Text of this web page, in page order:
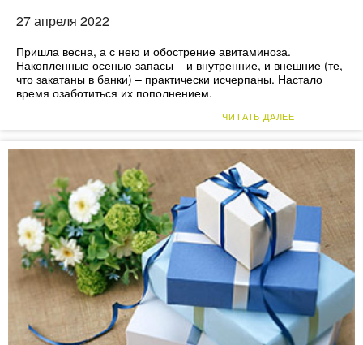
27 апреля 2022
Пришла весна, а с нею и обострение авитаминоза.
Накопленные осенью запасы – и внутренние, и внешние (те,
что закатаны в банки) – практически исчерпаны. Настало
время озаботиться их пополнением.
ЧИТАТЬ ДАЛЕЕ